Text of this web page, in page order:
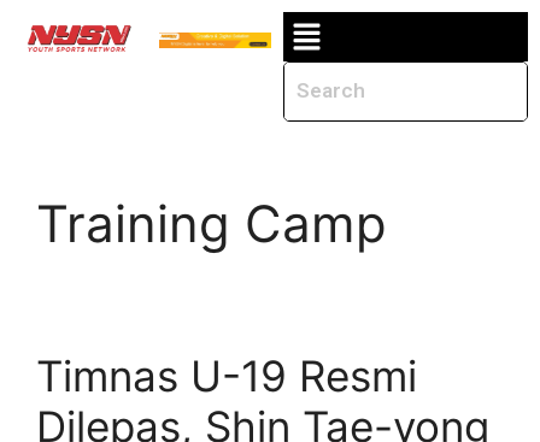
Training Camp
Timnas U-19 Resmi
Dilepas, Shin Tae-yong